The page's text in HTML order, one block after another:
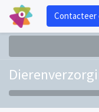
Contacteer